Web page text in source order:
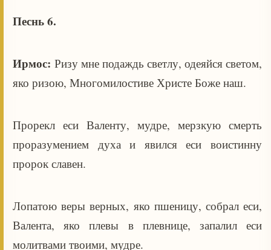
Песнь 6.
Ирмос: Ризу мне подаждь светлу, одеяйся светом,
яко ризою, Многомилостиве Христе Боже наш.
Прорекл еси Валенту, мудре, мерзкую смерть
проразумением духа и явился еси воистинну
пророк славен.
Лопатою веры верных, яко пшеницу, собрал еси,
Валента, яко плевы в плевнице, запалил еси
молитвами твоими, мудре.